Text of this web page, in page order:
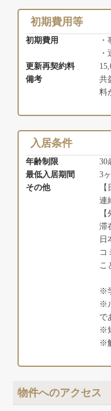
初期費用等
初期費用
更新再契約料
備考
共
料
入居条件
年齢制限
30
最低入居期間
3
その他
連
滞
日
コ
こ
※
※
で
※
※
物件へのアクセス